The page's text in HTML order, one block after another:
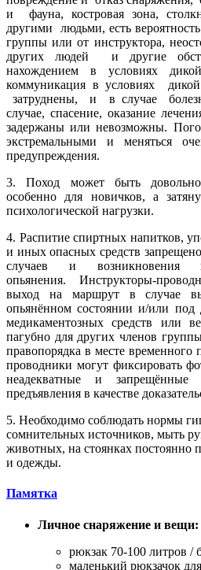
и фауна, костровая зона,
другими людьми, есть вероятность
группы или от инструктора,
других людей и другие
нахождением в условиях
коммуникация в условиях
затруднены, и в случае
случае, спасение, оказание
задержаны или невозможны.
экстремальными и меняться
предупреждения.
3. Поход может быть довольно
особенно для новичков, а
психологической нагрузки.
4. Распитие спиртных напитков,
и иных опасных средств
случаев и возникновения
опьянения. Инструкторы-
выход на маршрут в случае
опьянённом состоянии и/или под
медикаментозных средств или
пагубно для других членов
правопорядка в месте
проводники могут фиксировать
неадекватные и запрещённые
предъявления в качестве
5. Необходимо соблюдать нормы
сомнительных источников, мыть
животных, на стоянках постоянно
и одежды.
Памятка
Личное снаряжение и вещи:
рюкзак 70-100 литров /
маленький рюкзачок